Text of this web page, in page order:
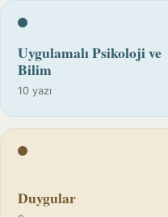
Uygulamalı Psikoloji ve
Bilim
10 yazı
Duygular